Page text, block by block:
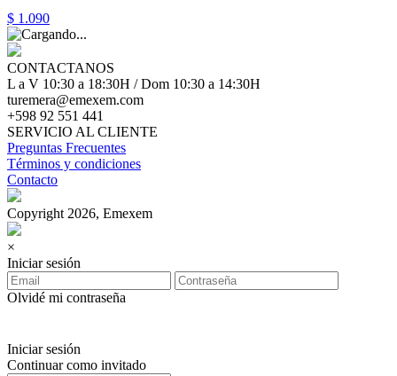
$ 1.090
CONTACTANOS
L a V 10:30 a 18:30H / Dom 10:30 a 14:30H
turemera@emexem.com
+598 92 551 441
SERVICIO AL CLIENTE
Preguntas Frecuentes
Términos y condiciones
Contacto
Copyright 2026, Emexem
×
Iniciar sesión
Olvidé mi contraseña
Iniciar sesión
Continuar como invitado